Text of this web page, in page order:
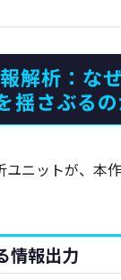
解析：な
揺さぶる
ユニットが、本
情報出力